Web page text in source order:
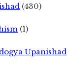
(430)
(1)
Upanishad